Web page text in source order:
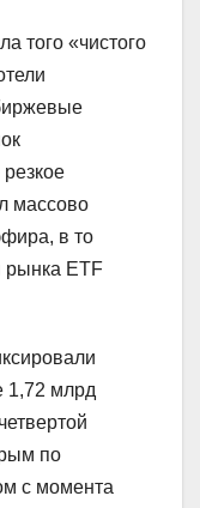
того «чистого
массово
в то
рынка ETF
1,72 млрд
по
с момента